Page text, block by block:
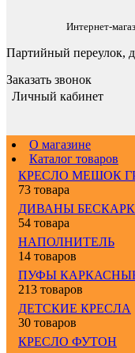
Интернет-
Партийный переулок,
Заказать звонок
Личный кабинет
О магазине
Каталог товаров
КРЕСЛО МЕШОК
73 товара
ДИВАНЫ
54 товара
НАПОЛНИТЕЛЬ
14 товаров
ПУФЫ
213 товаров
ДЕТСКИЕ КРЕСЛА
30 товаров
КРЕСЛО ФУТОН